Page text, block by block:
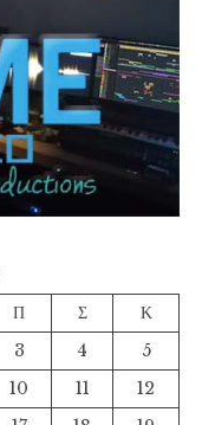
Π Σ
Κ
3 4
5
10 11
12